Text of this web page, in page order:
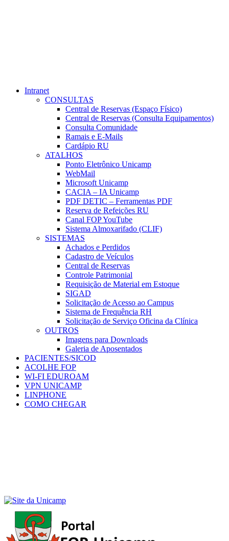
Intranet
CONSULTAS
Central de Reservas (Espaço Físico)
Central de Reservas (Consulta Equipamentos)
Consulta Comunidade
Ramais e E-Mails
Cardápio RU
ATALHOS
Ponto Eletrônico Unicamp
WebMail
Microsoft Unicamp
CACIA – IA Unicamp
PDF DETIC – Ferramentas PDF
Reserva de Refeições RU
Canal FOP YouTube
Sistema Almoxarifado (CLIF)
SISTEMAS
Achados e Perdidos
Cadastro de Veículos
Central de Reservas
Controle Patrimonial
Requisição de Material em Estoque
SIGAD
Solicitação de Acesso ao Campus
Sistema de Frequência RH
Solicitação de Serviço Oficina da Clínica
OUTROS
Imagens para Downloads
Galeria de Aposentados
PACIENTES/SICOD
ACOLHE FOP
WI-FI EDUROAM
VPN UNICAMP
LINPHONE
COMO CHEGAR